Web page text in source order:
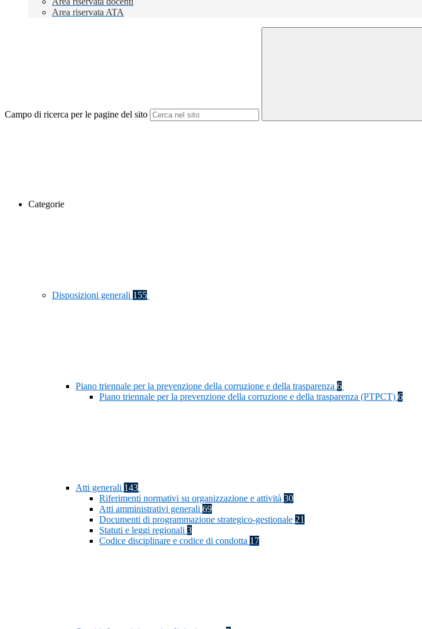
Area riservata ATA
Campo di ricerca per le pagine del sito
Categorie
Disposizioni generali 155
Piano triennale per la prevenzione della corruzione e della trasparenza 6
Piano triennale per la prevenzione della corruzione e della trasparenza (PTPCT) 6
Atti generali 143
Riferimenti normativi su organizzazione e attività 30
Atti amministrativi generali 69
Documenti di programmazione strategico-gestionale 21
Statuti e leggi regionali 3
Codice disciplinare e codice di condotta 17